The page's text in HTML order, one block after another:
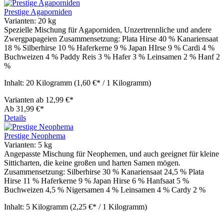
Prestige Agaporniden
Varianten: 20 kg
Spezielle Mischung für Agaporniden, Unzertrennliche und andere
Zwergpapageien Zusammensetzung: Plata Hirse 40 % Kanariensaat
18 % Silberhirse 10 % Haferkerne 9 % Japan HIrse 9 % Cardi 4 %
Buchweizen 4 % Paddy Reis 3 % Hafer 3 % Leinsamen 2 % Hanf 2
%
Inhalt: 20 Kilogramm (1,60 €* / 1 Kilogramm)
Varianten ab 12,99 €*
Ab 31,99 €*
Details
Prestige Neophema
Varianten: 5 kg
Angepasste Mischung für Neophemen, und auch geeignet für kleine
Sitticharten, die keine großen und harten Samen mögen.
Zusammensetzung: Silberhirse 30 % Kanariensaat 24,5 % Plata
Hirse 11 % Haferkerne 9 % Japan Hirse 6 % Hanfsaat 5 %
Buchweizen 4,5 % Nigersamen 4 % Leinsamen 4 % Cardy 2 %
Inhalt: 5 Kilogramm (2,25 €* / 1 Kilogramm)